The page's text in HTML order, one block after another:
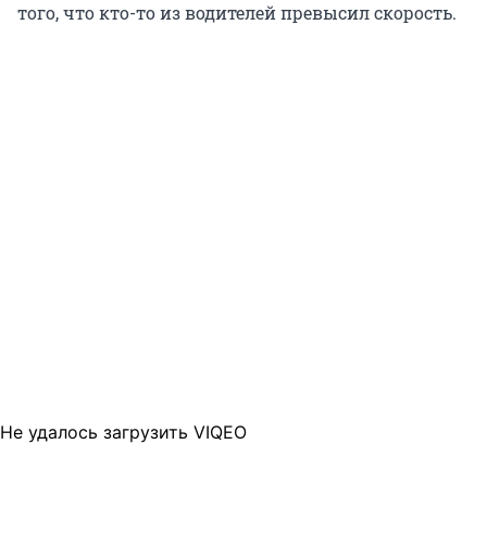
того, что кто-то из водителей превысил скорость.
Не удалось загрузить VIQEO